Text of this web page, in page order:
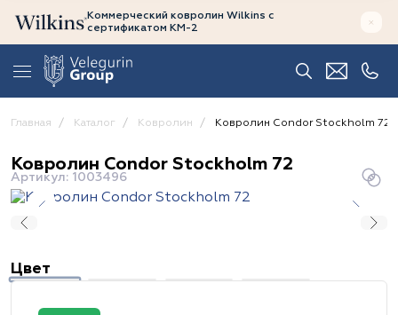
Коммерческий ковролин Wilkins с
сертификатом КМ-2
Главная Каталог Ковролин Ковролин Condor Stockholm 72
Ковролин Condor Stockholm 72
Артикул: 1003496
Цвет